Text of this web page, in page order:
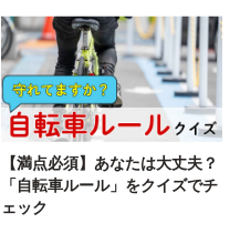
【満点必須】あなたは大丈夫？
「自転車ルール」をクイズでチ
ェック